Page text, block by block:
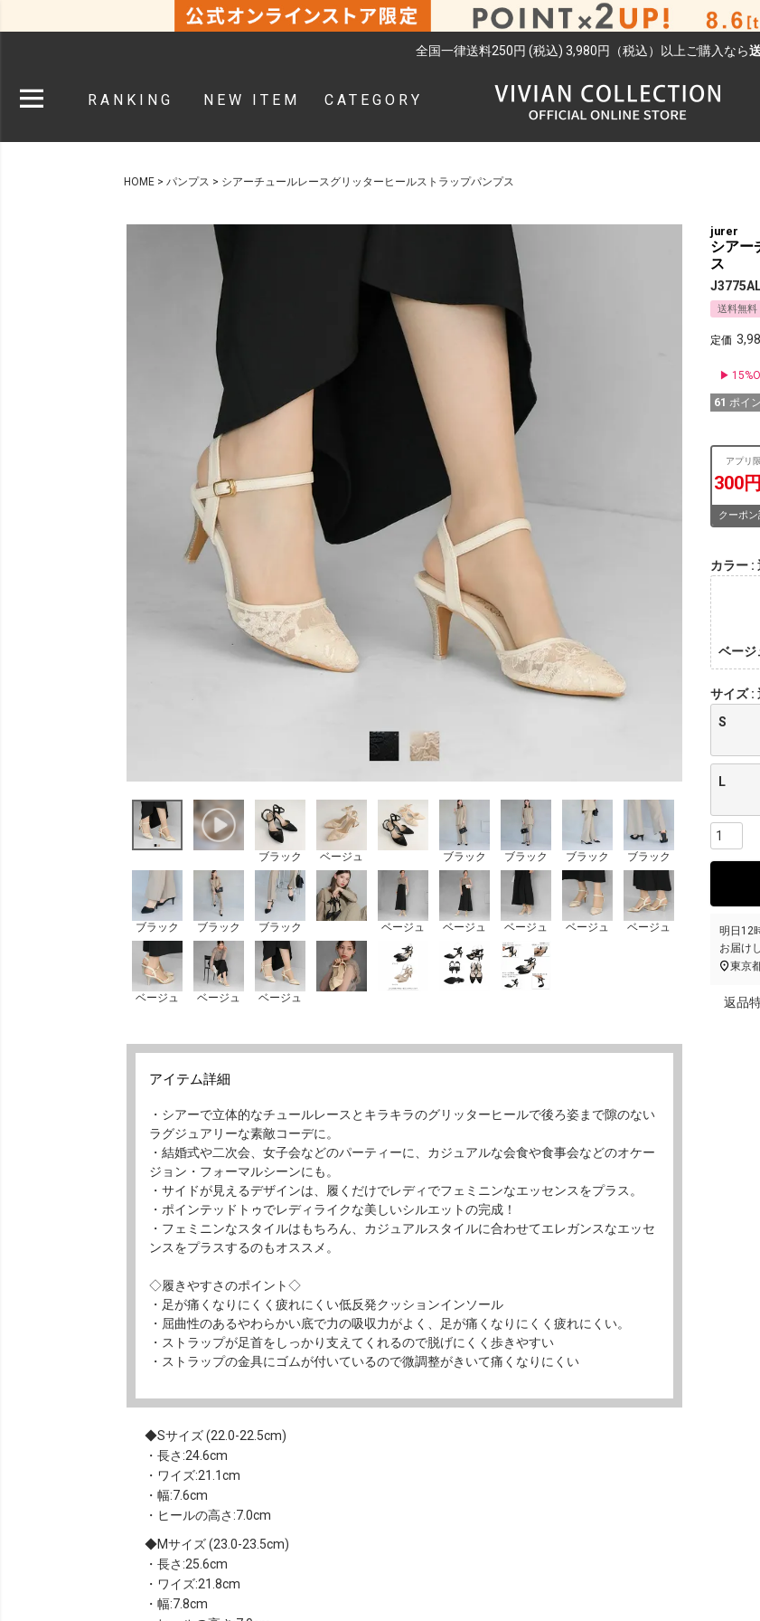
全国一律送料250円 (税込) 3,980円（税込）以上ご購入なら
RANKING NEW ITEM CATEGORY
検索
HOME パンプス シアーチュールレースグリッターヒールストラップパンプス
ブラック ベージュ ブラック ブラック ブラック ブラック
ブラック ブラック ブラック ベージュ ベージュ ベージュ ベージュ ベージュ
ベージュ ベージュ ベージュ
アイテム詳細
・シアーで立体的なチュールレースとキラキラのグリッターヒールで後ろ姿まで隙のない
ラグジュアリーな素敵コーデに。
・結婚式や二次会、女子会などのパーティーに、カジュアルな会食や食事会などのオケー
ジョン・フォーマルシーンにも。
・サイドが見えるデザインは、履くだけでレディでフェミニンなエッセンスをプラス。
・ポインテッドトゥでレディライクな美しいシルエットの完成！
・フェミニンなスタイルはもちろん、カジュアルスタイルに合わせてエレガンスなエッセ
ンスをプラスするのもオススメ。
◇履きやすさのポイント◇
・足が痛くなりにくく疲れにくい低反発クッションインソール
・屈曲性のあるやわらかい底で力の吸収力がよく、足が痛くなりにくく疲れにくい。
・ストラップが足首をしっかり支えてくれるので脱げにくく歩きやすい
・ストラップの金具にゴムが付いているので微調整がきいて痛くなりにくい
Sサイズ (22.0-22.5cm)
・長さ:24.6cm
・ワイズ:21.1cm
・幅:7.6cm
・ヒールの高さ:7.0cm
Mサイズ (23.0-23.5cm)
・長さ:25.6cm
・ワイズ:21.8cm
・幅:7.8cm
jurer
シアー
ス
送料無料
定価
61 ポイ
アプリ
300円
クーポン
カラー
ベージ
サイズ
S
L
明日 12
お届け
東京
返品